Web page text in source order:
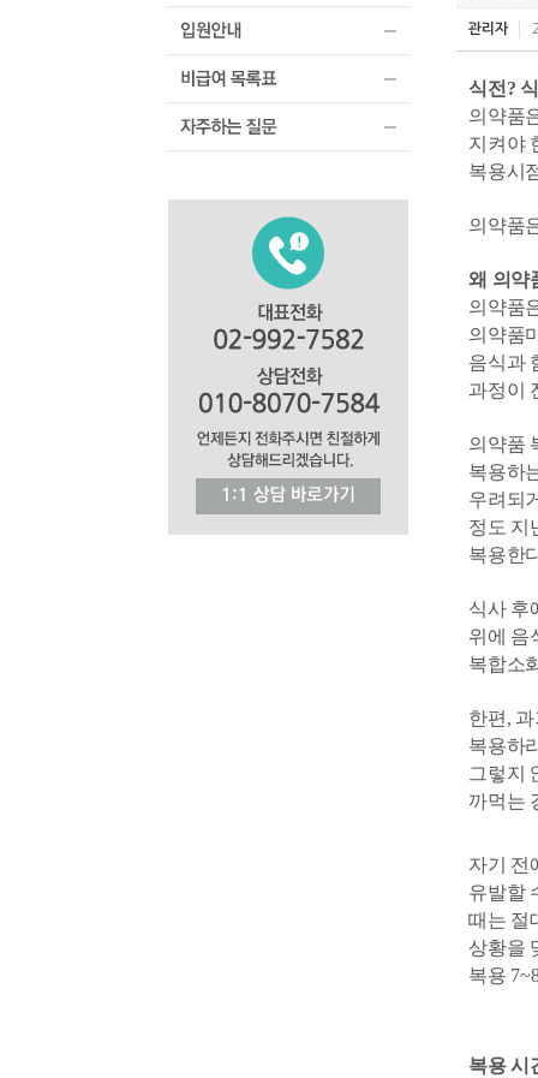
관리자
식전?
의약품
지켜야
복용시
의약품
왜 의약
의약품
의약품
음식과
과정이
의약품
복용하
우려되
정도 지
복용한
식사 후
위에 음
복합소
한편,
복용하
그렇지
까먹는
자기 전
유발할
때는 절
상황을
복용
복용 시